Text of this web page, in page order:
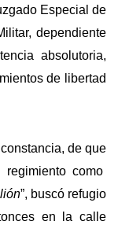
Especial de
dependiente
absolutoria,
de libertad
de que
como
”, buscó refugio
en la calle